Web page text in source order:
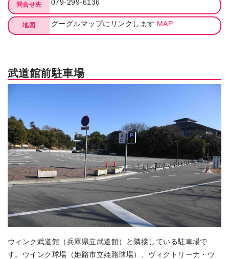
問合せ先 079-299-6136
地図 グーグルマップにリンクします MAP
武道館前駐車場
ウィンク武道館（兵庫県立武道館）と隣接している駐車場で
す。ウインク球場（姫路市立姫路球場）、ヴィクトリーナ・ウ